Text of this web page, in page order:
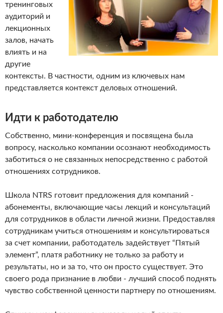
тренинговых
аудиторий и
лекционных
залов, начать
влиять и на
другие
контексты. В частности, одним из ключевых нам
представляется контекст деловых отношений.
Идти к работодателю
Собственно, мини-конференция и посвящена была
вопросу, насколько компании осознают необходимость
заботиться о не связанных непосредственно с работой
отношениях сотрудников.
Школа NTRS готовит предложения для компаний -
абонементы, включающие часы лекций и консультаций
для сотрудников в области личной жизни. Предоставляя
сотрудникам учиться отношениям и консультироваться
за счет компании, работодатель задействует “Пятый
элемент”, платя работнику не только за работу и
результаты, но и за то, что он просто существует. Это
своего рода признание в любви - лучший способ поднять
чувство собственной ценности партнеру по отношениям.